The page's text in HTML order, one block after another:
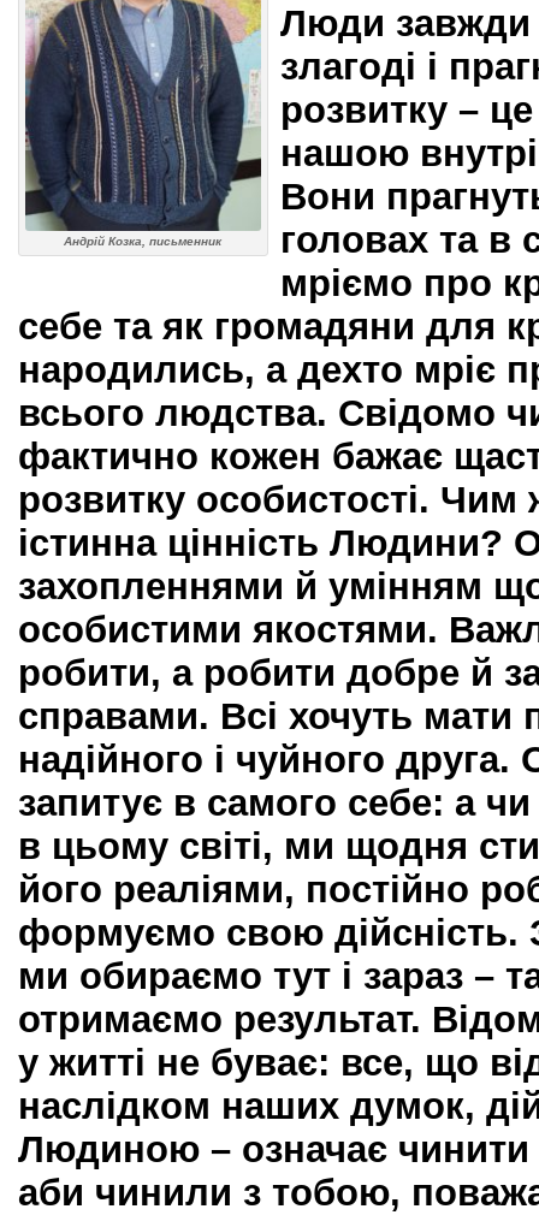
Андрій Козка, письменник
Люди завжди
злагоді і
розвитку –
нашою
Вони
головах та в
мріємо про
себе та як громадяни для
народились, а дехто мріє
всього людства. Свідомо
фактично кожен бажає
розвитку особистості. Чим
істинна цінність Людини?
захопленнями й умінням
особистими якостями.
робити, а робити добре й
справами. Всі хочуть мати
надійного і чуйного
запитує в самого себе: а
в цьому світі, ми щодня
його реаліями, постійно
формуємо свою дійсність.
ми обираємо тут і зараз –
отримаємо результат.
у житті не буває: все, що
наслідком наших думок,
Людиною – означає чинити
аби чинили з тобою,